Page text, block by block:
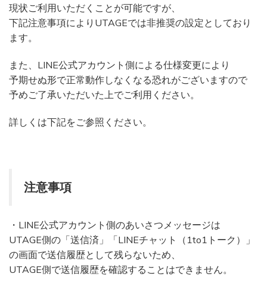
現状ご利用いただくことが可能ですが、
下記注意事項によりUTAGEでは非推奨の設定としており
ます。
また、LINE公式アカウント側による仕様変更により
予期せぬ形で正常動作しなくなる恐れがございますので
予めご了承いただいた上でご利用ください。
詳しくは下記をご参照ください。
注意事項
・LINE公式アカウント側のあいさつメッセージは
UTAGE側の「送信済」「LINEチャット（1to1トーク）」
の画面で送信履歴として残らないため、
UTAGE側で送信履歴を確認することはできません。